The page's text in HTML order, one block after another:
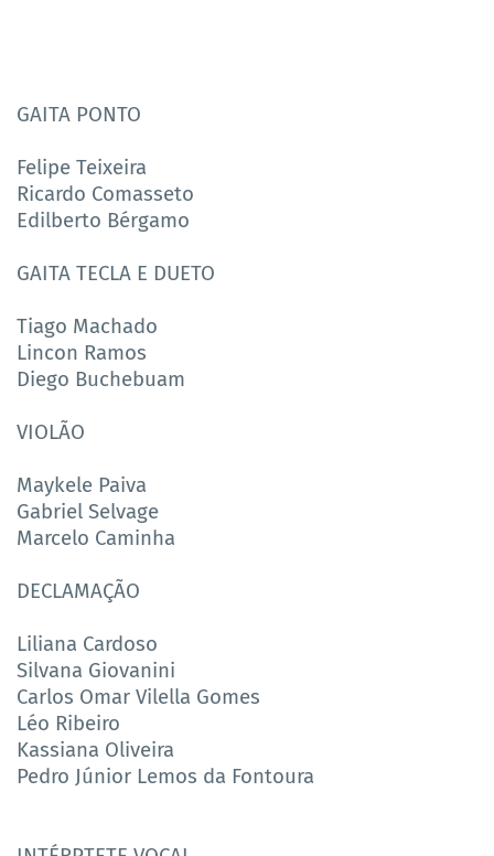
GAITA PONTO
Felipe Teixeira
Ricardo Comasseto
Edilberto Bérgamo
GAITA TECLA E DUETO
Tiago Machado
Lincon Ramos
Diego Buchebuam
VIOLÃO
Maykele Paiva
Gabriel Selvage
Marcelo Caminha
DECLAMAÇÃO
Liliana Cardoso
Silvana Giovanini
Carlos Omar Vilella Gomes
Léo Ribeiro
Kassiana Oliveira
Pedro Júnior Lemos da Fontoura